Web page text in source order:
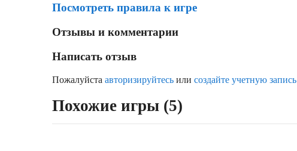
Посмотреть правила к игре
Отзывы и комментарии
Написать отзыв
Пожалуйста авторизируйтесь или создайте учетную запись
Похожие игры (5)